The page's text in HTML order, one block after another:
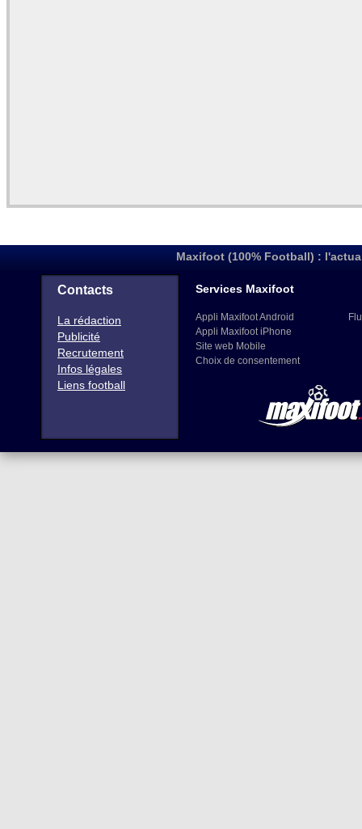
Maxifoot (100% Football) :
Contacts
La rédaction
Publicité
Recrutement
Infos légales
Liens football
Services Maxifoot
Appli Maxifoot Android
Appli Maxifoot iPhone
Site web Mobile
Choix de consentement